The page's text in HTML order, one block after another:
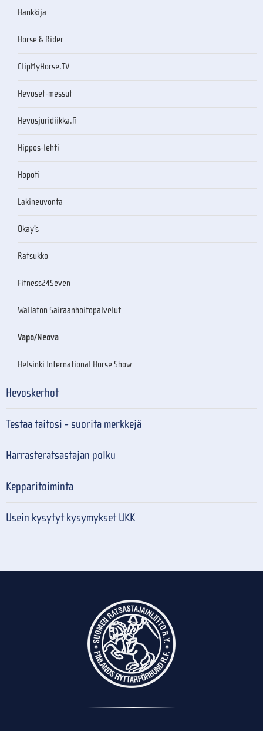
Hankkija
Horse & Rider
ClipMyHorse.TV
Hevoset-messut
Hevosjuridiikka.fi
Hippos-lehti
Hopoti
Lakineuvonta
Okay's
Ratsukko
Fitness24Seven
Wallaton Sairaanhoitopalvelut
Vapo/Neova
Helsinki International Horse Show
Hevoskerhot
Testaa taitosi - suorita merkkejä
Harrasteratsastajan polku
Kepparitoiminta
Usein kysytyt kysymykset UKK